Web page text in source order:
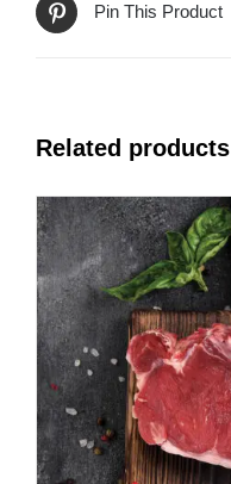
Pin This Product
Related products